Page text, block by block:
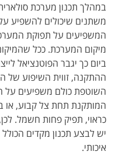
במהלך תכנון מערכת
משתנים שיכולים להשפיע
המשפיעים על תפוקת
מיקום המערכת. ככל
ביום כך יגבר הפוטנציאל
ההתקנה, זווית השיפוע של
השוטפת כולם משפיעים על
המותקנת תחת צל קבוע, או
כראוי, תפיק פחות חשמל.
יש לבצע תכנון מקדים הכולל
איכותי.